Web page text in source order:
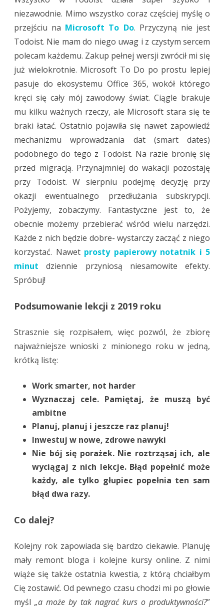
niezawodnie. Mimo wszystko coraz częściej myślę o
przejściu na Microsoft To Do. Przyczyną nie jest
Todoist. Nie mam do niego uwag i z czystym sercem
polecam każdemu. Zakup pełnej wersji zwrócił mi się
już wielokrotnie. Microsoft To Do po prostu lepiej
pasuje do ekosystemu Office 365, wokół którego
kręci się cały mój zawodowy świat. Ciągle brakuje
mu kilku ważnych rzeczy, ale Microsoft stara się te
braki łatać. Ostatnio pojawiła się nawet zapowiedź
mechanizmu wprowadzania dat (smart dates)
podobnego do tego z Todoist. Na razie bronię się
przed migracją. Przynajmniej do wakacji pozostaję
przy Todoist. W sierpniu podejmę decyzję przy
okazji ewentualnego przedłużania subskrypcji.
Pożyjemy, zobaczymy. Fantastyczne jest to, że
obecnie możemy przebierać wśród wielu narzędzi.
Każde z nich będzie dobre- wystarczy zacząć z niego
korzystać. Nawet prosty papierowy notatnik i 5
minut dziennie przyniosą niesamowite efekty.
Spróbuj!
Podsumowanie lekcji z 2019 roku
Strasznie się rozpisałem, więc pozwól, że zbiorę
najważniejsze wnioski z minionego roku w jedną,
krótką listę:
Work smarter, not harder
Wyznaczaj cele. Pamiętaj, że muszą być
ambitne
Planuj, planuj i jeszcze raz planuj!
Inwestuj w nowe, zdrowe nawyki
Nie bój się porażek. Nie roztrząsaj ich, ale
wyciągaj z nich lekcje. Błąd popełnić może
każdy, ale tylko głupiec popełnia ten sam
błąd dwa razy.
Co dalej?
Kolejny rok zapowiada się bardzo ciekawie. Planuję
mały remont bloga i kolejne kursy online. Z nimi
wiąże się także ostatnia kwestia, z którą chciałbym
Cię zostawić. Od pewnego czasu chodzi mi po głowie
myśl„a może by tak nagrać kurs o produktywności?”